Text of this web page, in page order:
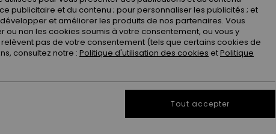
Voir le Guide des tailles
publicitaire et du contenu ; pour personnaliser les publicités ; et
et améliorer les produits de nos partenaires. Vous
non les cookies soumis à votre consentement, ou vous y
pas de votre consentement (tels que certains cookies de
consultez notre : Politique d'utilisation des cookies etPolitique
Tout accepter